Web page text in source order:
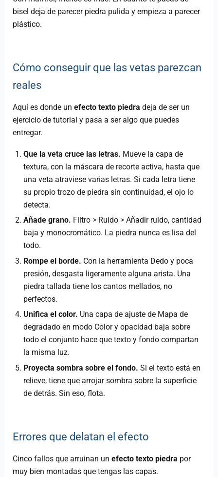
bisel deja de parecer piedra pulida y empieza a parecer
plástico.
Cómo conseguir que las vetas parezcan
reales
Aquí es donde unefecto texto piedra deja de ser un
ejercicio de tutorial y pasa a ser algo que puedes
entregar.
Que la veta cruce las letras. Mueve la capa de
textura, con la máscara de recorte activa, hasta que
una veta atraviese varias letras. Si cada letra tiene
su propio trozo de piedra sin continuidad, el ojo lo
detecta.
Añade grano. Filtro > Ruido > Añadir ruido, cantidad
baja y monocromático. La piedra nunca es lisa del
todo.
Rompe el borde. Con la herramienta Dedo y poca
presión, desgasta ligeramente alguna arista. Una
piedra tallada tiene los cantos mellados, no
perfectos.
Unifica el color. Una capa de ajuste de Mapa de
degradado en modo Color y opacidad baja sobre
todo el conjunto hace que texto y fondo compartan
la misma luz.
Proyecta sombra sobre el fondo. Si el texto está en
relieve, tiene que arrojar sombra sobre la superficie
de detrás. Sin eso, flota.
Errores que delatan el efecto
Cinco fallos que arruinan unefecto texto piedra por
muy bien montadas que tengas las capas.